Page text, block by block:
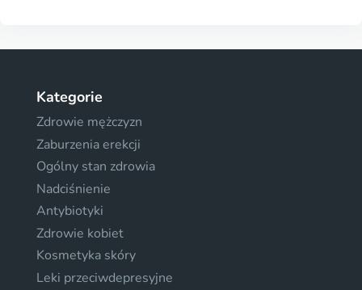
Kategorie
Zdrowie mężczyzn
Zaburzenia erekcji
Ogólny stan zdrowia
Nadciśnienie
Antybiotyki
Zdrowie kobiet
Kosmetyka skóry
Leki przeciwdepresyjne